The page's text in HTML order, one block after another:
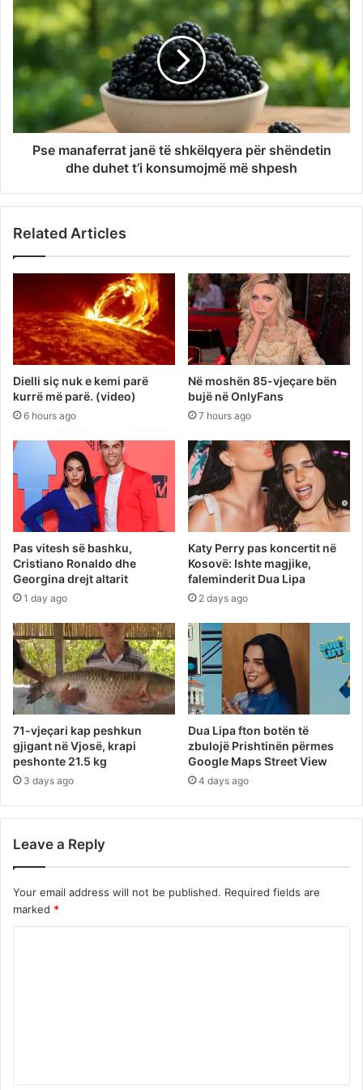
Pse manaferrat janë të shkëlqyera për shëndetin
dhe duhet t’i konsumojmë më shpesh
Related Articles
Dielli siç nuk e kemi parë
kurrë më parë. (video)
6 hours ago
Në moshën 85-vjeçare bën
bujë në OnlyFans
7 hours ago
Pas vitesh së bashku,
Cristiano Ronaldo dhe
Georgina drejt altarit
1 day ago
Katy Perry pas koncertit në
Kosovë: Ishte magjike,
faleminderit Dua Lipa
2 days ago
71-vjeçari kap peshkun
gjigant në Vjosë, krapi
peshonte 21.5 kg
3 days ago
Dua Lipa fton botën të
zbulojë Prishtinën përmes
Google Maps Street View
4 days ago
Leave a Reply
Your email address will not be published. Required fields are
marked *
t